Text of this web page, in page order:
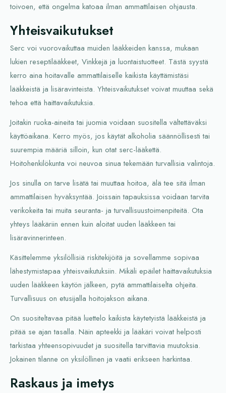
toivoen, että ongelma katoaa ilman ammattilaisen ohjausta.
Yhteisvaikutukset
Serc voi vuorovaikuttaa muiden lääkkeiden kanssa, mukaan
lukien reseptilääkkeet, Vinkkejä ja luontaistuotteet. Tästä syystä
kerro aina hoitavalle ammattilaiselle kaikista käyttämistäsi
lääkkeistä ja lisäravinteista. Yhteisvaikutukset voivat muuttaa sekä
tehoa että haittavaikutuksia.
Joitakin ruoka-aineita tai juomia voidaan suositella vältettäväksi
käyttöaikana. Kerro myös, jos käytät alkoholia säännöllisesti tai
suurempia määriä silloin, kun otat serc-lääkettä.
Hoitohenkilökunta voi neuvoa sinua tekemään turvallisia valintoja.
Jos sinulla on tarve lisätä tai muuttaa hoitoa, älä tee sitä ilman
ammattilaisen hyväksyntää. Joissain tapauksissa voidaan tarvita
verikokeita tai muita seuranta- ja turvallisuustoimenpiteitä. Ota
yhteys lääkäriin ennen kuin aloitat uuden lääkkeen tai
lisäravinnerinteen.
Käsittelemme yksilöllisiä riskitekijöitä ja sovellamme sopivaa
lähestymistapaa yhteisvaikutuksiin. Mikäli epäilet haittavaikutuksia
uuden lääkkeen käytön jälkeen, pytä ammattilaiselta ohjeita.
Turvallisuus on etusijalla hoitojakson aikana.
On suositeltavaa pitää luettelo kaikista käytetyistä lääkkeistä ja
pitää se ajan tasalla. Näin apteekki ja lääkäri voivat helposti
tarkistaa yhteensopivuudet ja suositella tarvittavia muutoksia.
Jokainen tilanne on yksilöllinen ja vaatii erikseen harkintaa.
Raskaus ja imetys